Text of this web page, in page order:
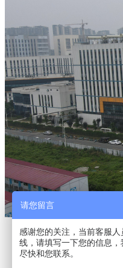
上一篇：已经没有了
下一篇：都江堰蜂窝
请您留言
感谢您的关注，当前客服人
线，请填写一下您的信息，
尽快和您联系。